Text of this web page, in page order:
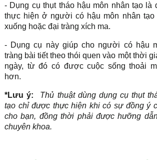
- Dụng cụ thụt tháo hậu môn nhân tạo là
thực hiện ở người có hậu môn nhân tạo
xuống hoặc đại tràng xích ma.
- Dụng cụ này giúp cho người có hậu
tràng bài tiết theo thói quen vào một thời
ngày, từ đó có được cuộc sống thoải
hơn.
*Lưu ý:
Thủ thuật dùng dụng cụ thụt
tạo chỉ được thực hiện khi có sự đồng ý
cho bạn, đồng thời phải được hưỡng
chuyên khoa.